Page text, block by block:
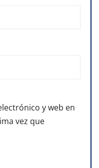
y web en
vez que